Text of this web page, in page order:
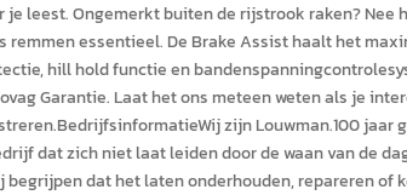
leest. Ongemerkt buiten de rijstrook raken? Nee
essentieel. De Brake Assist haalt het
hill hold functie en
Garantie. Laat het ons meteen weten als je
zijn Louwman.100 jaar
dat zich niet laat leiden door de waan van de
dat het laten onderhouden, repareren of